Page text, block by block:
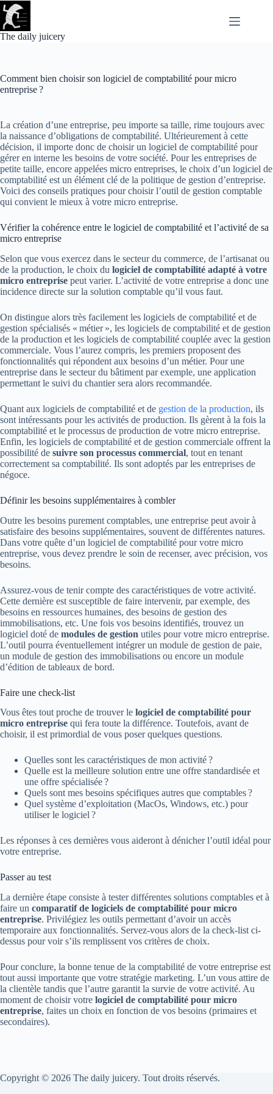
Passer
au
contenu
The daily juicery
Comment bien choisir son logiciel de comptabilité pour micro
entreprise ?
La création d’une entreprise, peu importe sa taille, rime toujours avec
la naissance d’obligations de comptabilité. Ultérieurement à cette
décision, il importe donc de choisir un logiciel de comptabilité pour
gérer en interne les besoins de votre société. Pour les entreprises de
petite taille, encore appelées micro entreprises, le choix d’un logiciel de
comptabilité est un élément clé de la politique de gestion d’entreprise.
Voici des conseils pratiques pour choisir l’outil de gestion comptable
qui convient le mieux à votre micro entreprise.
Vérifier la cohérence entre le logiciel de comptabilité et l’activité de sa
micro entreprise
Selon que vous exercez dans le secteur du commerce, de l’artisanat ou
de la production, le choix du logiciel de comptabilité adapté à votre
micro entreprise peut varier. L’activité de votre entreprise a donc une
incidence directe sur la solution comptable qu’il vous faut.
On distingue alors très facilement les logiciels de comptabilité et de
gestion spécialisés « métier », les logiciels de comptabilité et de gestion
de la production et les logiciels de comptabilité couplée avec la gestion
commerciale. Vous l’aurez compris, les premiers proposent des
fonctionnalités qui répondent aux besoins d’un métier. Pour une
entreprise dans le secteur du bâtiment par exemple, une application
permettant le suivi du chantier sera alors recommandée.
Quant aux logiciels de comptabilité et de gestion de la production, ils
sont intéressants pour les activités de production. Ils gèrent à la fois la
comptabilité et le processus de production de votre micro entreprise.
Enfin, les logiciels de comptabilité et de gestion commerciale offrent la
possibilité de suivre son processus commercial, tout en tenant
correctement sa comptabilité. Ils sont adoptés par les entreprises de
négoce.
Définir les besoins supplémentaires à combler
Outre les besoins purement comptables, une entreprise peut avoir à
satisfaire des besoins supplémentaires, souvent de différentes natures.
Dans votre quête d’un logiciel de comptabilité pour votre micro
entreprise, vous devez prendre le soin de recenser, avec précision, vos
besoins.
Assurez-vous de tenir compte des caractéristiques de votre activité.
Cette dernière est susceptible de faire intervenir, par exemple, des
besoins en ressources humaines, des besoins de gestion des
immobilisations, etc. Une fois vos besoins identifiés, trouvez un
logiciel doté de modules de gestion utiles pour votre micro entreprise.
L’outil pourra éventuellement intégrer un module de gestion de paie,
un module de gestion des immobilisations ou encore un module
d’édition de tableaux de bord.
Faire une check-list
Vous êtes tout proche de trouver le logiciel de comptabilité pour
micro entreprise qui fera toute la différence. Toutefois, avant de
choisir, il est primordial de vous poser quelques questions.
Quelles sont les caractéristiques de mon activité ?
Quelle est la meilleure solution entre une offre standardisée et
une offre spécialisée ?
Quels sont mes besoins spécifiques autres que comptables ?
Quel système d’exploitation (MacOs, Windows, etc.) pour
utiliser le logiciel ?
Les réponses à ces dernières vous aideront à dénicher l’outil idéal pour
votre entreprise.
Passer au test
La dernière étape consiste à tester différentes solutions comptables et à
faire un comparatif de logiciels de comptabilité pour micro
entreprise. Privilégiez les outils permettant d’avoir un accès
temporaire aux fonctionnalités. Servez-vous alors de la check-list ci-
dessus pour voir s’ils remplissent vos critères de choix.
Pour conclure, la bonne tenue de la comptabilité de votre entreprise est
tout aussi importante que votre stratégie marketing. L’un vous attire de
la clientèle tandis que l’autre garantit la survie de votre activité. Au
moment de choisir votre logiciel de comptabilité pour micro
entreprise, faites un choix en fonction de vos besoins (primaires et
secondaires).
Copyright © 2026 The daily juicery. Tout droits réservés.